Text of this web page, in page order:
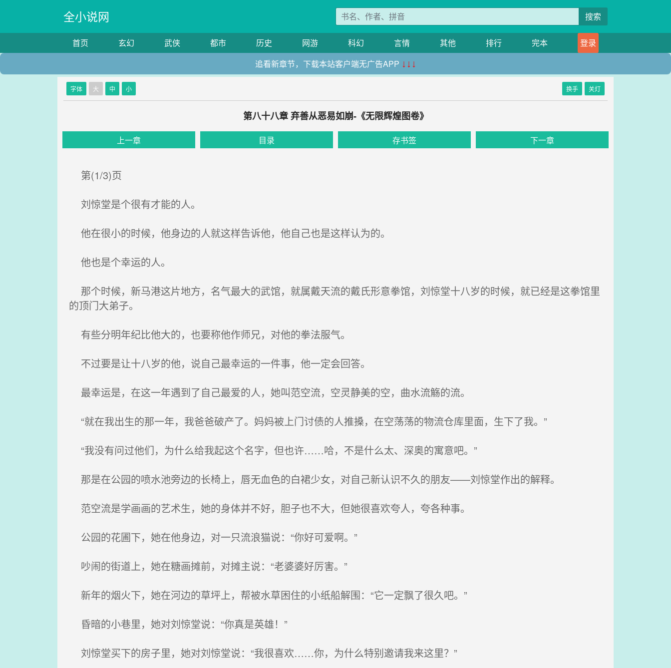
全小说网 搜索
首页 玄幻 武侠 都市 历史 网游 科幻 言情 其他 排行 完本
登录
追看新章节，下载本站客户端无广告APP ↓↓↓
字体 大 中 小 换手 关灯
第八十八章 弃善从恶易如崩-《无限辉煌图卷》
上一章 目录 存书签 下一章
第(1/3)页
刘惊堂是个很有才能的人。
他在很小的时候，他身边的人就这样告诉他，他自己也是这样认为的。
他也是个幸运的人。
那个时候，新马港这片地方，名气最大的武馆，就属戴天流的戴氏形意拳馆，刘惊堂十八岁的时候，就已经是这拳馆里
的顶门大弟子。
有些分明年纪比他大的，也要称他作师兄，对他的拳法服气。
不过要是让十八岁的他，说自己最幸运的一件事，他一定会回答。
最幸运是，在这一年遇到了自己最爱的人，她叫范空流，空灵静美的空，曲水流觞的流。
“就在我出生的那一年，我爸爸破产了。妈妈被上门讨债的人推搡，在空荡荡的物流仓库里面，生下了我。”
“我没有问过他们，为什么给我起这个名字，但也许……哈，不是什么太、深奥的寓意吧。”
那是在公园的喷水池旁边的长椅上，唇无血色的白裙少女，对自己新认识不久的朋友——刘惊堂作出的解释。
范空流是学画画的艺术生，她的身体并不好，胆子也不大，但她很喜欢夸人，夸各种事。
公园的花圃下，她在他身边，对一只流浪猫说：“你好可爱啊。”
吵闹的街道上，她在糖画摊前，对摊主说：“老婆婆好厉害。”
新年的烟火下，她在河边的草坪上，帮被水草困住的小纸船解围：“它一定飘了很久吧。”
昏暗的小巷里，她对刘惊堂说：“你真是英雄！”
刘惊堂买下的房子里，她对刘惊堂说：“我很喜欢……你，为什么特别邀请我来这里？”